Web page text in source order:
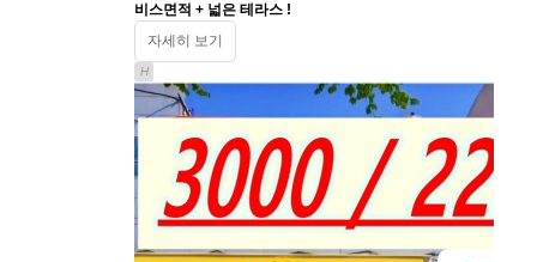
비스면적 + 넓은 테라스 !
자세히 보기
H